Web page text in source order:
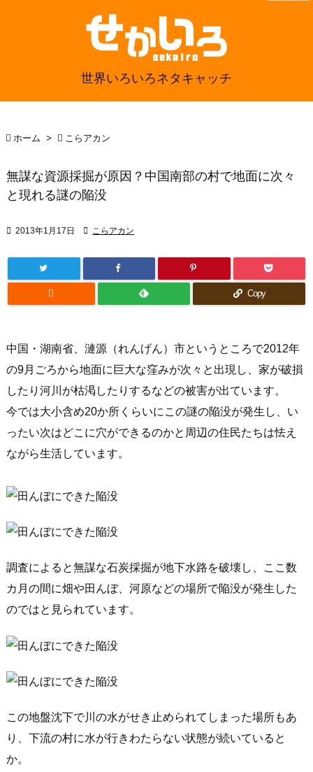
世界いろいろネタキャッチ
 ホーム >  こらアカン
無謀な資源採掘が原因？中国南部の村で地面に次々
と現れる謎の陥没
 2013年1月17日  こらアカン
 Copy
中国・湖南省、漣源（れんげん）市というところで2012年
の9月ごろから地面に巨大な窪みが次々と出現し、家が破損
したり河川が枯渇したりするなどの被害が出ています。
今では大小含め20か所くらいにこの謎の陥没が発生し、い
ったい次はどこに穴ができるのかと周辺の住民たちは怯え
ながら生活しています。
調査によると無謀な石炭採掘が地下水路を破壊し、ここ数
カ月の間に畑や田んぼ、河原などの場所で陥没が発生した
のではと見られています。
この地盤沈下で川の水がせき止められてしまった場所もあ
り、下流の村に水が行きわたらない状態が続いていると
か。